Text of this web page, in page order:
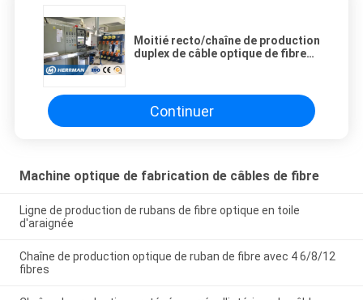
Moitié recto/chaîne de production
duplex de câble optique de fibre
Continuer
Machine optique de fabrication de câbles de fibre
Ligne de production de rubans de fibre optique en toile
d'araignée
Chaîne de production optique de ruban de fibre avec 4 6/8/12
fibres